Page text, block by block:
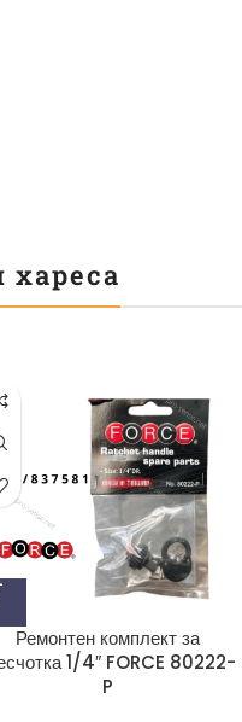
Ремонтен комплект за
1/4″ FORCE 80222-
P